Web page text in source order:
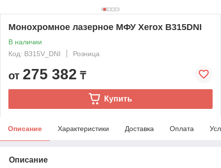
Монохромное лазерное МФУ Xerox B315DNI
В наличии
Код: B315V_DNI
Розница
от 275 382 ₸
Купить
Описание Характеристики Доставка Оплата
Описание